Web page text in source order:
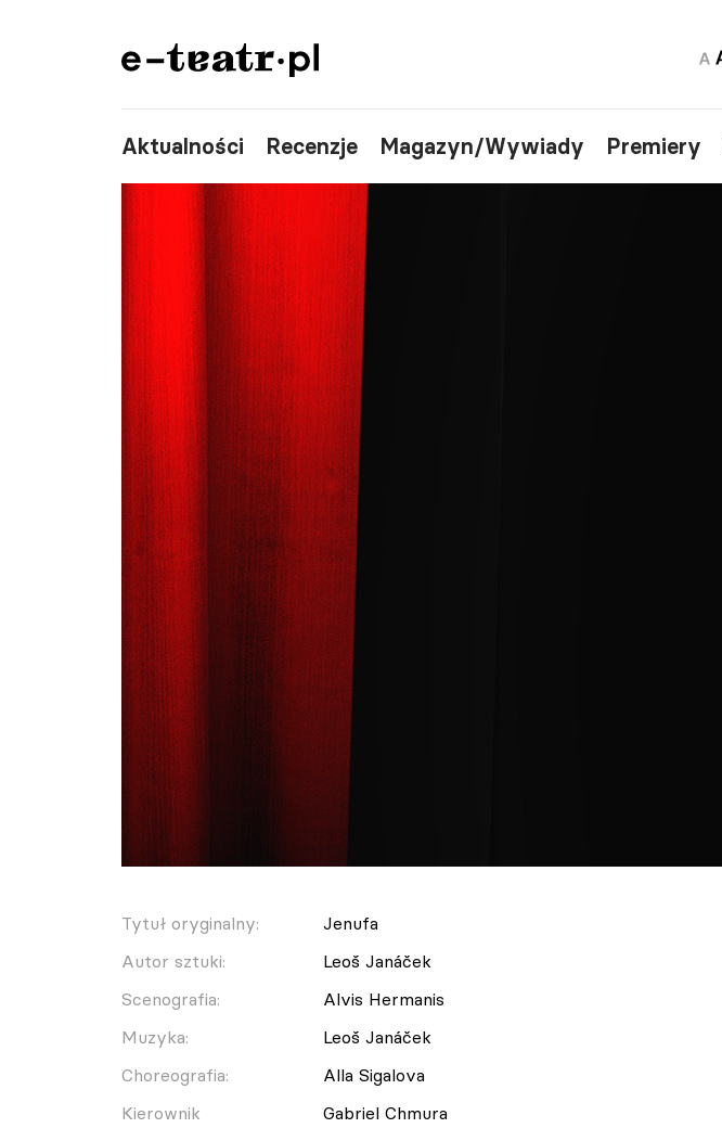
Aktualności Recenzje Magazyn/Wywiady Premiery
Tytuł oryginalny:
Jenufa
Autor sztuki:
Leoš Janáček
Scenografia:
Alvis Hermanis
Muzyka:
Leoš Janáček
Choreografia:
Alla Sigalova
Kierownik
Gabriel Chmura